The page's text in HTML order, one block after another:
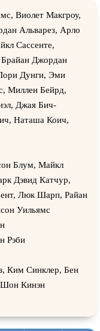
Виолет Макгроу,
Альварез, Арло
Сассенте,
Джордан
Дунги, Эми
Миллен Бейрд,
Джая Бич-
Наташа Коич,
Блум, Майкл
Дэвид Катчур,
Люк Шарп, Райан
Уильямс
Рэби
Ким Синклер, Бен
Шон Кинэн